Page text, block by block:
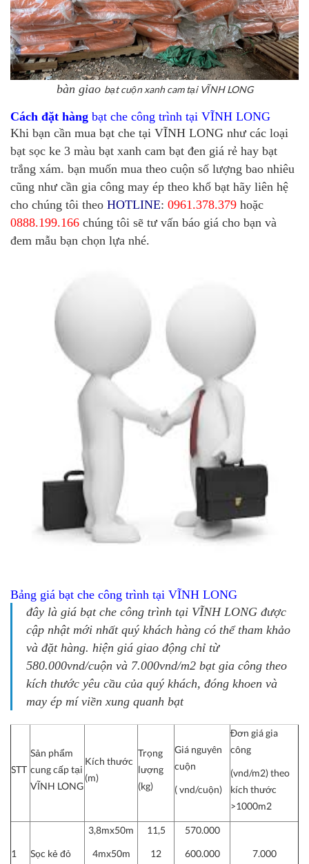
bàn giao bạt cuộn xanh cam tại VĨNH LONG
Cách đặt hàng bạt che công trình tại VĨNH LONG
Khi bạn cần mua bạt che tại VĨNH LONG như các loại
bạt sọc ke 3 màu bạt xanh cam bạt đen giá rẻ hay bạt
trắng xám. bạn muốn mua theo cuộn số lượng bao nhiêu
cũng như cần gia công may ép theo khổ bạt hãy liên hệ
cho chúng tôi theo HOTLINE: 0961.378.379 hoặc
0888.199.166 chúng tôi sẽ tư vấn báo giá cho bạn và
đem mẫu bạn chọn lựa nhé.
Bảng giá bạt che công trình tại VĨNH LONG
đây là giá bạt che công trình tại VĨNH LONG được
cập nhật mới nhất quý khách hàng có thể tham khảo
và đặt hàng. hiện giá giao động chỉ từ
580.000vnd/cuộn và 7.000vnd/m2 bạt gia công theo
kích thước yêu cầu của quý khách, đóng khoen và
may ép mí viền xung quanh bạt
STT
Sản phẩm
cung cấp tại
VĨNH LONG
Kích thước
(m)
Trọng
lượng
(kg)
Giá nguyên
cuộn
( vnd/cuộn)
Đơn giá gia
công
(vnd/m2) theo
kích thước
>1000m2
1 Sọc kẻ đỏ
3,8mx50m
4mx50m
11,5
12
570.000
600.000
7.000